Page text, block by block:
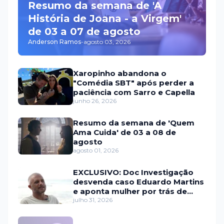
Resumo da semana de 'A
História de Joana - a Virgem'
de 03 a 07 de agosto
Anderson Ramos-agosto 03, 2026
Xaropinho abandona o
"Comédia SBT" após perder a
paciência com Sarro e Capella
junho 26, 2026
Resumo da semana de 'Quem
Ama Cuida' de 03 a 08 de
agosto
agosto 01, 2026
EXCLUSIVO: Doc Investigação
desvenda caso Eduardo Martins
e aponta mulher por trás de
fraude internacional
julho 31, 2026